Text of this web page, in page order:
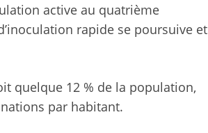
active au quatrième
rapide se poursuive et
quelque 12 % de la population,
par habitant.